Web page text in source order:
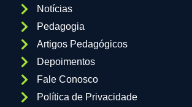
Notícias
Pedagogia
Artigos Pedagógicos
Depoimentos
Fale Conosco
Política de Privacidade